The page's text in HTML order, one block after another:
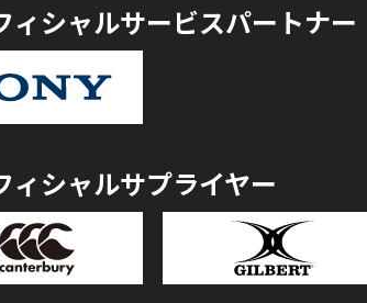
ィシャルサービスパートナー
ィシャルサプライヤー